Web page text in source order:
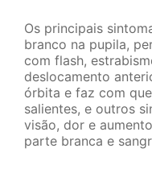
Os principais
branco na pupila,
com flash,
deslocamento
órbita e faz com
salientes, e outros
visão, dor e
parte branca e